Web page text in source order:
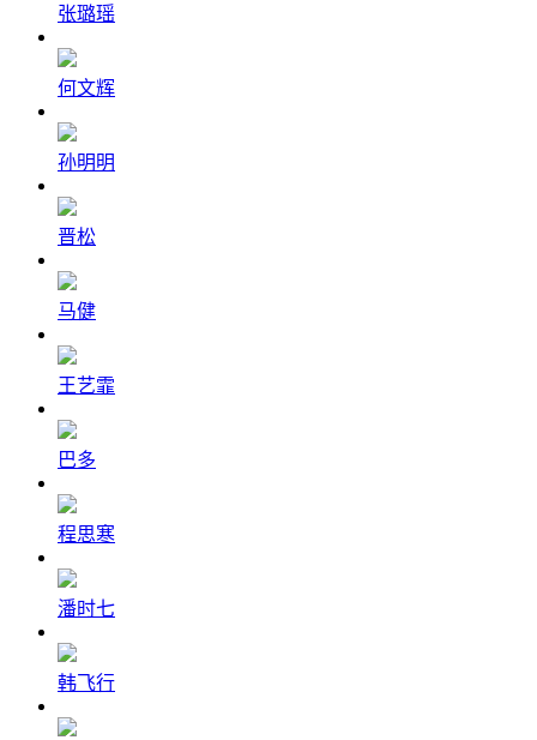
张璐瑶
何文辉
孙明明
晋松
马健
王艺霏
巴多
程思寒
潘时七
韩飞行